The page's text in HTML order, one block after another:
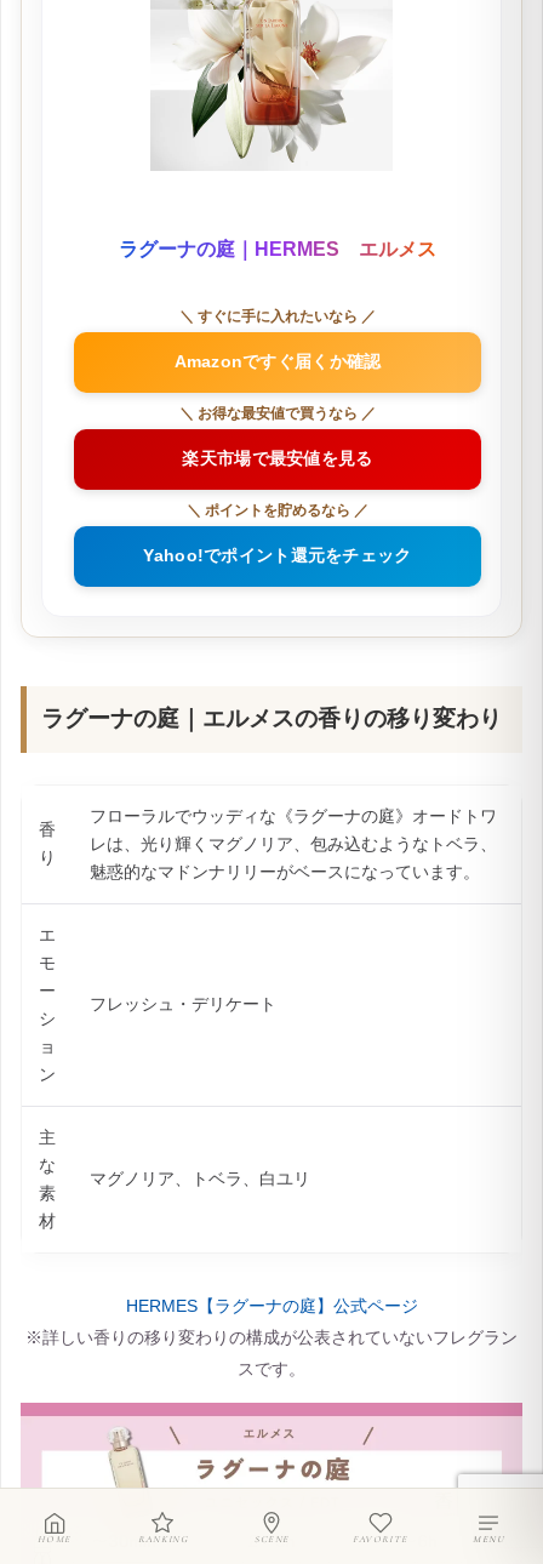
HOME RANKING SCENE FAVORITE MENU
ラグーナの庭｜HERMES エルメス
＼ すぐに手に入れたいなら ／
Amazonですぐ届くか確認
＼ お得な最安値で買うなら ／
楽天市場で最安値を見る
＼ ポイントを貯めるなら ／
Yahoo!でポイント還元をチェック
ラグーナの庭｜エルメスの香りの移り変わり
香
り
フローラルでウッディな《ラグーナの庭》オードトワ
レは、光り輝くマグノリア、包み込むようなトベラ、
魅惑的なマドンナリリーがベースになっています。
エ
モ
ー
シ
ョ
ン
フレッシュ・デリケート
主
な
素
材
マグノリア、トベラ、白ユリ
HERMES【ラグーナの庭】公式ページ
※詳しい香りの移り変わりの構成が公表されていないフレグラン
スです。